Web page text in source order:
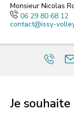
Monsieur Nicolas
06 29 80 68 12
contact@issy-
Je